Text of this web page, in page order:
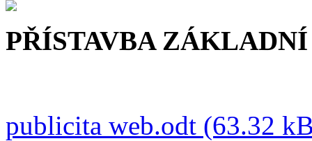
PŘÍSTAVBA
publicita web.odt (63.32